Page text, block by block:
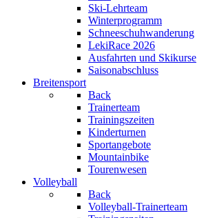
Ski-Lehrteam
Winterprogramm
Schneeschuhwanderung
LekiRace 2026
Ausfahrten und Skikurse
Saisonabschluss
Breitensport
Back
Trainerteam
Trainingszeiten
Kinderturnen
Sportangebote
Mountainbike
Tourenwesen
Volleyball
Back
Volleyball-Trainerteam